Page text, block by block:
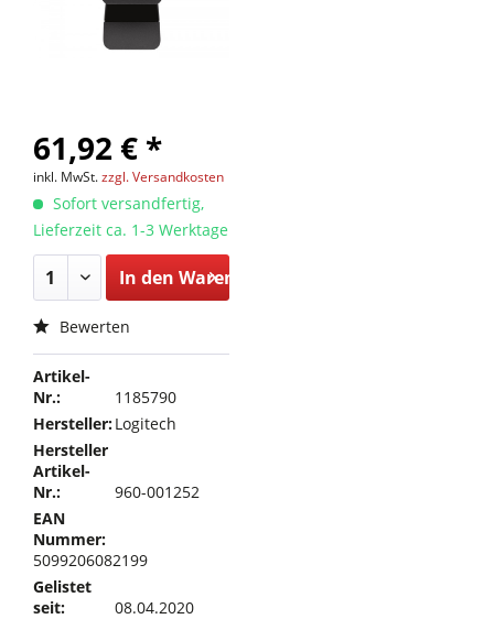
61,92 € *
inkl. MwSt.zzgl. Versandkosten
Sofort versandfertig,
Lieferzeit ca. 1-3 Werktage
In den Warenkorb
Bewerten
Artikel-
Nr.:
1185790
Hersteller:Logitech
Hersteller
Artikel-
Nr.:
960-001252
EAN
Nummer:
5099206082199
Gelistet
seit:
08.04.2020